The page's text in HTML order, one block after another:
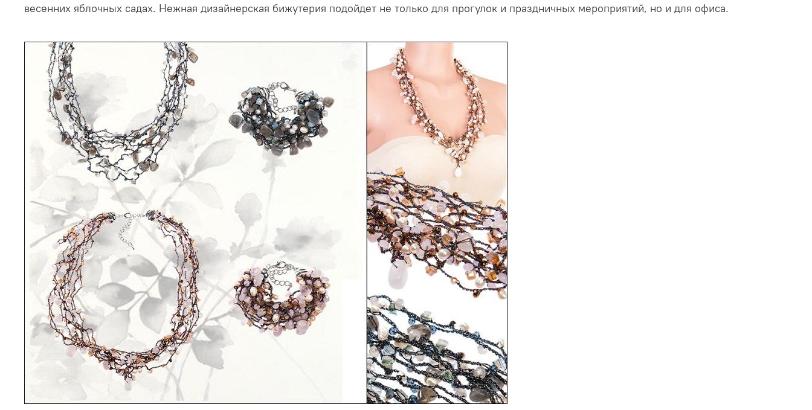
весенних яблочных садах. Нежная дизайнерская бижутерия подойдет не только для прогулок и праздничных мероприятий, но и для офиса.